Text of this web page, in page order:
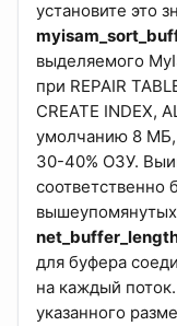
установите это
выделяемого
при REPAIR
CREATE INDEX,
умолчанию 8 МБ,
30-40% ОЗУ.
соответственно
вышеупомянутых
для буфера
на каждый
указанного